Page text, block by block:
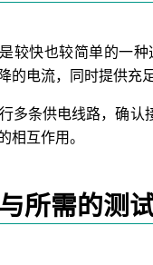
较快也较简单的一
电流，同时提供充
多条供电线路，确认
相互作用。
所需的测